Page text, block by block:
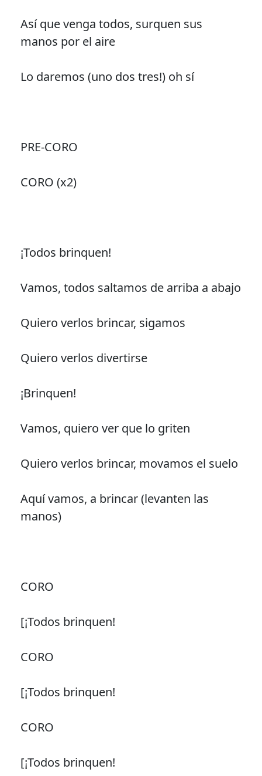
Así que venga todos, surquen sus
manos por el aire
Lo daremos (uno dos tres!) oh sí
PRE-CORO
CORO (x2)
¡Todos brinquen!
Vamos, todos saltamos de arriba a abajo
Quiero verlos brincar, sigamos
Quiero verlos divertirse
¡Brinquen!
Vamos, quiero ver que lo griten
Quiero verlos brincar, movamos el suelo
Aquí vamos, a brincar (levanten las
manos)
CORO
[¡Todos brinquen!
CORO
[¡Todos brinquen!
CORO
[¡Todos brinquen!